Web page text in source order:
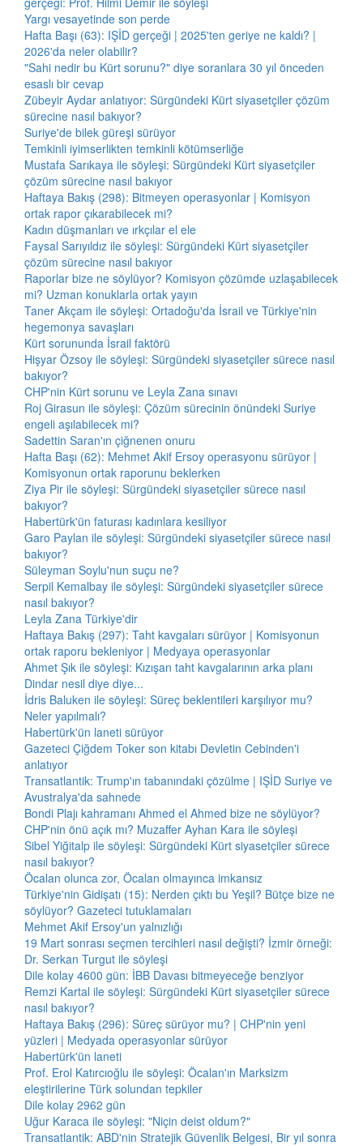
Yargı vesayetinde son perde
Hafta Başı (63): IŞİD gerçeği | 2025'ten geriye ne kaldı? |
2026'da neler olabilir?
"Sahi nedir bu Kürt sorunu?" diye soranlara 30 yıl önceden
esaslı bir cevap
Zübeyir Aydar anlatıyor: Sürgündeki Kürt siyasetçiler çözüm
sürecine nasıl bakıyor?
Suriye'de bilek güreşi sürüyor
Temkinli iyimserlikten temkinli kötümserliğe
Mustafa Sarıkaya ile söyleşi: Sürgündeki Kürt siyasetçiler
çözüm sürecine nasıl bakıyor
Haftaya Bakış (298): Bitmeyen operasyonlar | Komisyon
ortak rapor çıkarabilecek mi?
Kadın düşmanları ve ırkçılar el ele
Faysal Sarıyıldız ile söyleşi: Sürgündeki Kürt siyasetçiler
çözüm sürecine nasıl bakıyor
Raporlar bize ne söylüyor? Komisyon çözümde uzlaşabilecek
mi? Uzman konuklarla ortak yayın
Taner Akçam ile söyleşi: Ortadoğu'da İsrail ve Türkiye'nin
hegemonya savaşları
Kürt sorununda İsrail faktörü
Hişyar Özsoy ile söyleşi: Sürgündeki siyasetçiler sürece nasıl
bakıyor?
CHP'nin Kürt sorunu ve Leyla Zana sınavı
Roj Girasun ile söyleşi: Çözüm sürecinin önündeki Suriye
engeli aşılabilecek mi?
Sadettin Saran'ın çiğnenen onuru
Hafta Başı (62): Mehmet Akif Ersoy operasyonu sürüyor |
Komisyonun ortak raporunu beklerken
Ziya Pir ile söyleşi: Sürgündeki siyasetçiler sürece nasıl
bakıyor?
Habertürk'ün faturası kadınlara kesiliyor
Garo Paylan ile söyleşi: Sürgündeki siyasetçiler sürece nasıl
bakıyor?
Süleyman Soylu'nun suçu ne?
Serpil Kemalbay ile söyleşi: Sürgündeki siyasetçiler sürece
nasıl bakıyor?
Leyla Zana Türkiye'dir
Haftaya Bakış (297): Taht kavgaları sürüyor | Komisyonun
ortak raporu bekleniyor | Medyaya operasyonlar
Ahmet Şık ile söyleşi: Kızışan taht kavgalarının arka planı
Dindar nesil diye diye...
İdris Baluken ile söyleşi: Süreç beklentileri karşılıyor mu?
Neler yapılmalı?
Habertürk'ün laneti sürüyor
Gazeteci Çiğdem Toker son kitabı Devletin Cebinden'i
anlatıyor
Transatlantik: Trump'ın tabanındaki çözülme | IŞİD Suriye ve
Avustralya'da sahnede
Bondi Plajı kahramanı Ahmed el Ahmed bize ne söylüyor?
CHP'nin önü açık mı? Muzaffer Ayhan Kara ile söyleşi
Sibel Yiğitalp ile söyleşi: Sürgündeki Kürt siyasetçiler sürece
nasıl bakıyor?
Öcalan olunca zor, Öcalan olmayınca imkansız
Türkiye'nin Gidişatı (15): Nerden çıktı bu Yeşil? Bütçe bize ne
söylüyor? Gazeteci tutuklamaları
Mehmet Akif Ersoy'un yalnızlığı
19 Mart sonrası seçmen tercihleri nasıl değişti? İzmir örneği:
Dr. Serkan Turgut ile söyleşi
Dile kolay 4600 gün: İBB Davası bitmeyeceğe benziyor
Remzi Kartal ile söyleşi: Sürgündeki Kürt siyasetçiler sürece
nasıl bakıyor?
Haftaya Bakış (296): Süreç sürüyor mu? | CHP'nin yeni
yüzleri | Medyada operasyonlar sürüyor
Habertürk'ün laneti
Prof. Erol Katırcıoğlu ile söyleşi: Öcalan'ın Marksizm
eleştirilerine Türk solundan tepkiler
Dile kolay 2962 gün
Uğur Karaca ile söyleşi: "Niçin deist oldum?"
Transatlantik: ABD'nin Stratejik Güvenlik Belgesi, Bir yıl sonra